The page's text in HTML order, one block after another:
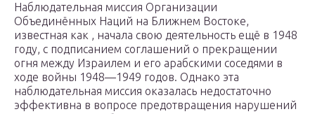
Наблюдательная миссия Организации
Объединённых Наций на Ближнем Востоке,
известная как , начала свою деятельность ещё в 1948
году, с подписанием соглашений о прекращении
огня между Израилем и его арабскими соседями в
ходе войны 1948—1949 годов. Однако эта
наблюдательная миссия оказалась недостаточно
эффективна в вопросе предотвращения нарушений